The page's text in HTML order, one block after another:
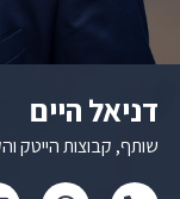
דניאל היים
שותף, קבוצות הייטק